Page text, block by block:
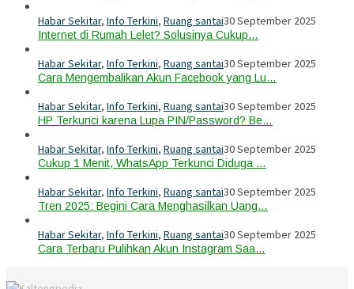
Habar Sekitar, Info Terkini, Ruang santai30 September 2025
Internet di Rumah Lelet? Solusinya Cukup…
Habar Sekitar, Info Terkini, Ruang santai30 September 2025
Cara Mengembalikan Akun Facebook yang Lu…
Habar Sekitar, Info Terkini, Ruang santai30 September 2025
HP Terkunci karena Lupa PIN/Password? Be…
Habar Sekitar, Info Terkini, Ruang santai30 September 2025
Cukup 1 Menit, WhatsApp Terkunci Diduga …
Habar Sekitar, Info Terkini, Ruang santai30 September 2025
Tren 2025: Begini Cara Menghasilkan Uang…
Habar Sekitar, Info Terkini, Ruang santai30 September 2025
Cara Terbaru Pulihkan Akun Instagram Saa…